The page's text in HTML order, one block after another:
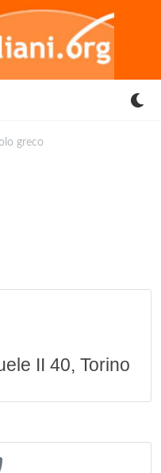
greco
II 40, Torino